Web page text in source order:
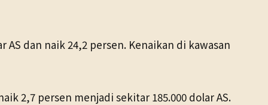
dan naik 24,2 persen. Kenaikan di kawasan
2,7 persen menjadi sekitar 185.000 dolar AS.